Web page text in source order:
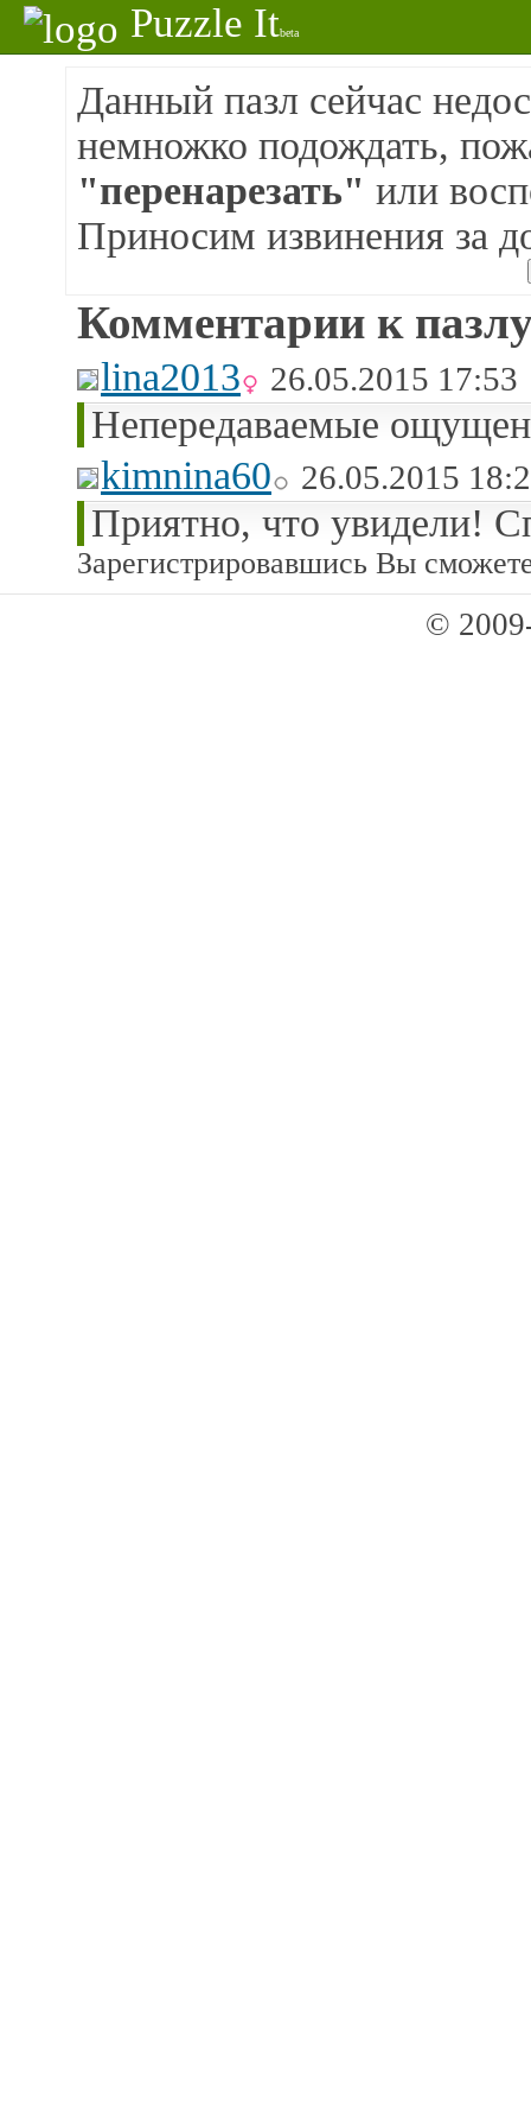
Puzzle Itbeta
Данный пазл сейчас
немножко подождать,
"перенарезать" или
Приносим извинения за
Комментарии к
lina2013 26.05.2015 17:53
Непередаваемые
kimnina60
26.05.2015
Приятно, что увидели!
Зарегистрировавшись Вы
©